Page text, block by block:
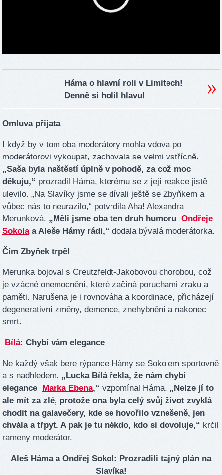
Háma o hlavní roli v Limitech!
Denně si holil hlavu!
Omluva přijata
I když by v tom oba moderátory mohla vdova po
moderátorovi vykoupat, zachovala se velmi vstřícně.
„Saša byla naštěstí úplně v pohodě, za což moc
děkuju,“ prozradil Háma, kterému se z její reakce jistě
ulevilo. „Na Slavíky jsme se dívali ještě se Zbyňkem a
vůbec nás to neurazilo,“ potvrdila Aha! Alexandra
Merunková. „Měli jsme oba ten druh humoru Ondřeje
Sokolaa Aleše Hámy rádi,“ dodala bývalá moderátorka.
Čím Zbyňek trpěl
Merunka bojoval s Creutzfeldt-Jakobovou chorobou, což
je vzácné onemocnění, které začíná poruchami zraku a
paměti. Narušena je i rovnováha a koordinace, přicházejí
degenerativní změny, demence, znehybnění a nakonec
smrt.
Bílá: Chybí vám elegance
Ne každý však bere rýpance Hámy se Sokolem sportovně
a s nadhledem. „Lucka Bílá řekla, že nám chybí
elegance Marka Ebena,“ vzpomínal Háma. „Nelze jí to
ale mít za zlé, protože ona byla celý svůj život zvyklá
chodit na galavečery, kde se hovořilo vznešeně, jen
chvála a třpyt. A pak je tu někdo, kdo si dovoluje,“ krčil
rameny moderátor.
Aleš Háma a Ondřej Sokol: Prozradili tajný plán na
Slavíka!